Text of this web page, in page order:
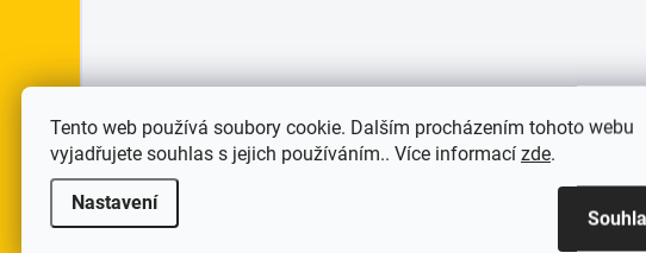
Tento web používá soubory cookie. Dalším procházením tohoto webu
vyjadřujete souhlas s jejich používáním.. Více informací zde.
Nastavení